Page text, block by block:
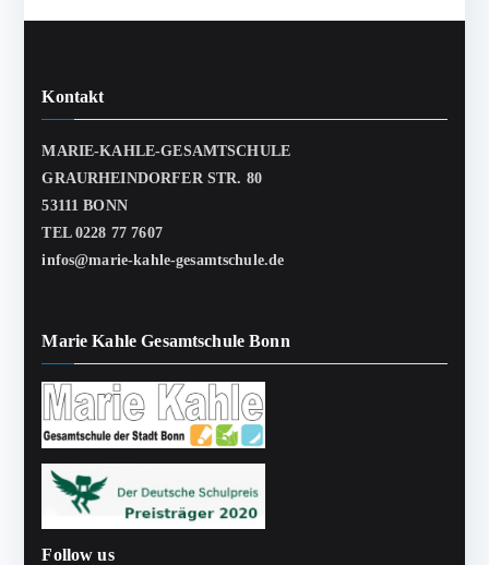
Kontakt
MARIE-KAHLE-GESAMTSCHULE
GRAURHEINDORFER STR. 80
53111 BONN
TEL 0228 77 7607
infos@marie-kahle-gesamtschule.de
Marie Kahle Gesamtschule Bonn
Follow us